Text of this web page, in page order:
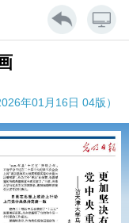
年01月16日 04版）